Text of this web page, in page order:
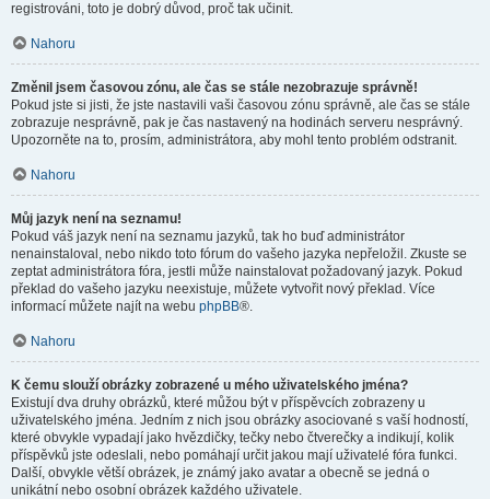
registrováni, toto je dobrý důvod, proč tak učinit.
Nahoru
Změnil jsem časovou zónu, ale čas se stále nezobrazuje správně!
Pokud jste si jisti, že jste nastavili vaši časovou zónu správně, ale čas se stále
zobrazuje nesprávně, pak je čas nastavený na hodinách serveru nesprávný.
Upozorněte na to, prosím, administrátora, aby mohl tento problém odstranit.
Nahoru
Můj jazyk není na seznamu!
Pokud váš jazyk není na seznamu jazyků, tak ho buď administrátor
nenainstaloval, nebo nikdo toto fórum do vašeho jazyka nepřeložil. Zkuste se
zeptat administrátora fóra, jestli může nainstalovat požadovaný jazyk. Pokud
překlad do vašeho jazyku neexistuje, můžete vytvořit nový překlad. Více
informací můžete najít na webu phpBB®.
Nahoru
K čemu slouží obrázky zobrazené u mého uživatelského jména?
Existují dva druhy obrázků, které můžou být v příspěvcích zobrazeny u
uživatelského jména. Jedním z nich jsou obrázky asociované s vaší hodností,
které obvykle vypadají jako hvězdičky, tečky nebo čtverečky a indikují, kolik
příspěvků jste odeslali, nebo pomáhají určit jakou mají uživatelé fóra funkci.
Další, obvykle větší obrázek, je známý jako avatar a obecně se jedná o
unikátní nebo osobní obrázek každého uživatele.